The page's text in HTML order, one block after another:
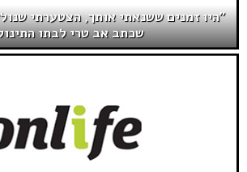
"היו זמנים ששנאתי אותך, הצטערתי
שכתב אב טרי לבתו